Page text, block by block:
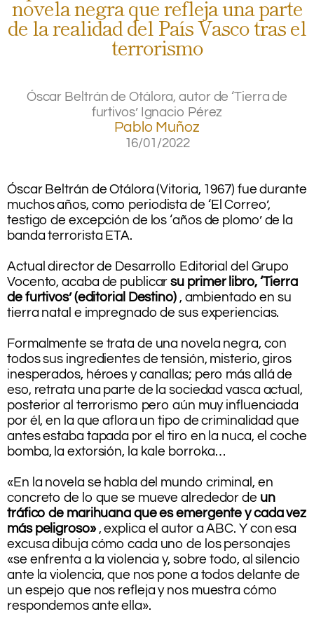
novela negra que refleja una parte
de la realidad del País Vasco tras el
terrorismo
Óscar Beltrán de Otálora, autor de ‘Tierra de
furtivos’ Ignacio Pérez
Pablo Muñoz
16/01/2022
Óscar Beltrán de Otálora (Vitoria, 1967) fue durante
muchos años, como periodista de ‘El Correo’,
testigo de excepción de los ‘años de plomo’ de la
banda terrorista ETA.
Actual director de Desarrollo Editorial del Grupo
Vocento, acaba de publicarsu primer libro, ‘Tierra
de furtivos’(editorial Destino) , ambientado en su
tierra natal e impregnado de sus experiencias.
Formalmente se trata de una novela negra, con
todos sus ingredientes de tensión, misterio, giros
inesperados, héroes y canallas; pero más allá de
eso, retrata una parte de la sociedad vasca actual,
posterior al terrorismo pero aún muy influenciada
por él, en la que aflora un tipo de criminalidad que
antes estaba tapada por el tiro en la nuca, el coche
bomba, la extorsión, la kale borroka…
«En la novela se habla del mundo criminal, en
concreto de lo que se mueve alrededor de un
tráfico de marihuana que es emergente y cada vez
más peligroso» , explica el autor a ABC. Y con esa
excusa dibuja cómo cada uno de los personajes
«se enfrenta a la violencia y, sobre todo, al silencio
ante la violencia, que nos pone a todos delante de
un espejo que nos refleja y nos muestra cómo
respondemos ante ella».